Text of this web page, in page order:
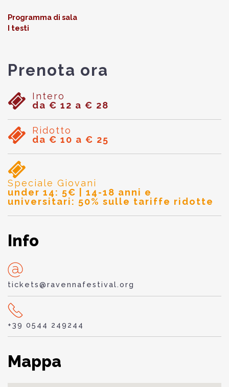
Programma di sala
I testi
Prenota ora
Intero
da € 12 a € 28
Ridotto
da € 10 a € 25
Speciale Giovani
under 14: 5€ | 14-18 anni e
universitari: 50% sulle tariffe ridotte
Info
tickets@ravennafestival.org
+39 0544 249244
Mappa